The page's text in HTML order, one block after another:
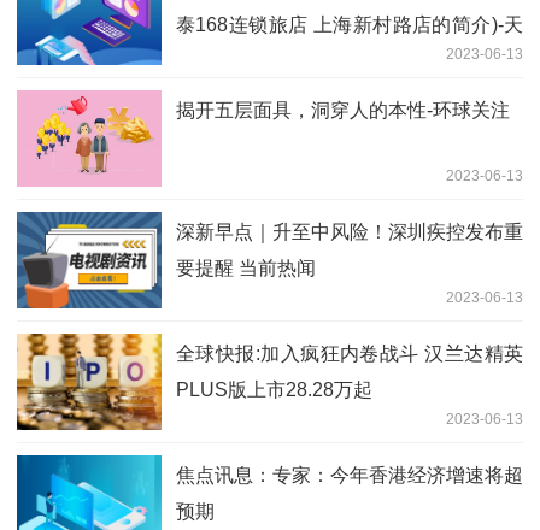
泰168连锁旅店 上海新村路店的简介)-天
2023-06-13
揭开五层面具，洞穿人的本性-环球关注
2023-06-13
深新早点｜升至中风险！深圳疾控发布重
要提醒 当前热闻
2023-06-13
全球快报:加入疯狂内卷战斗 汉兰达精英
PLUS版上市28.28万起
2023-06-13
焦点讯息：专家：今年香港经济增速将超
预期